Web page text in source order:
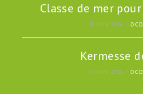
Classe de mer
23 JUIN 2026 / 0
Kermesse
18 JUIN 2026 / 0